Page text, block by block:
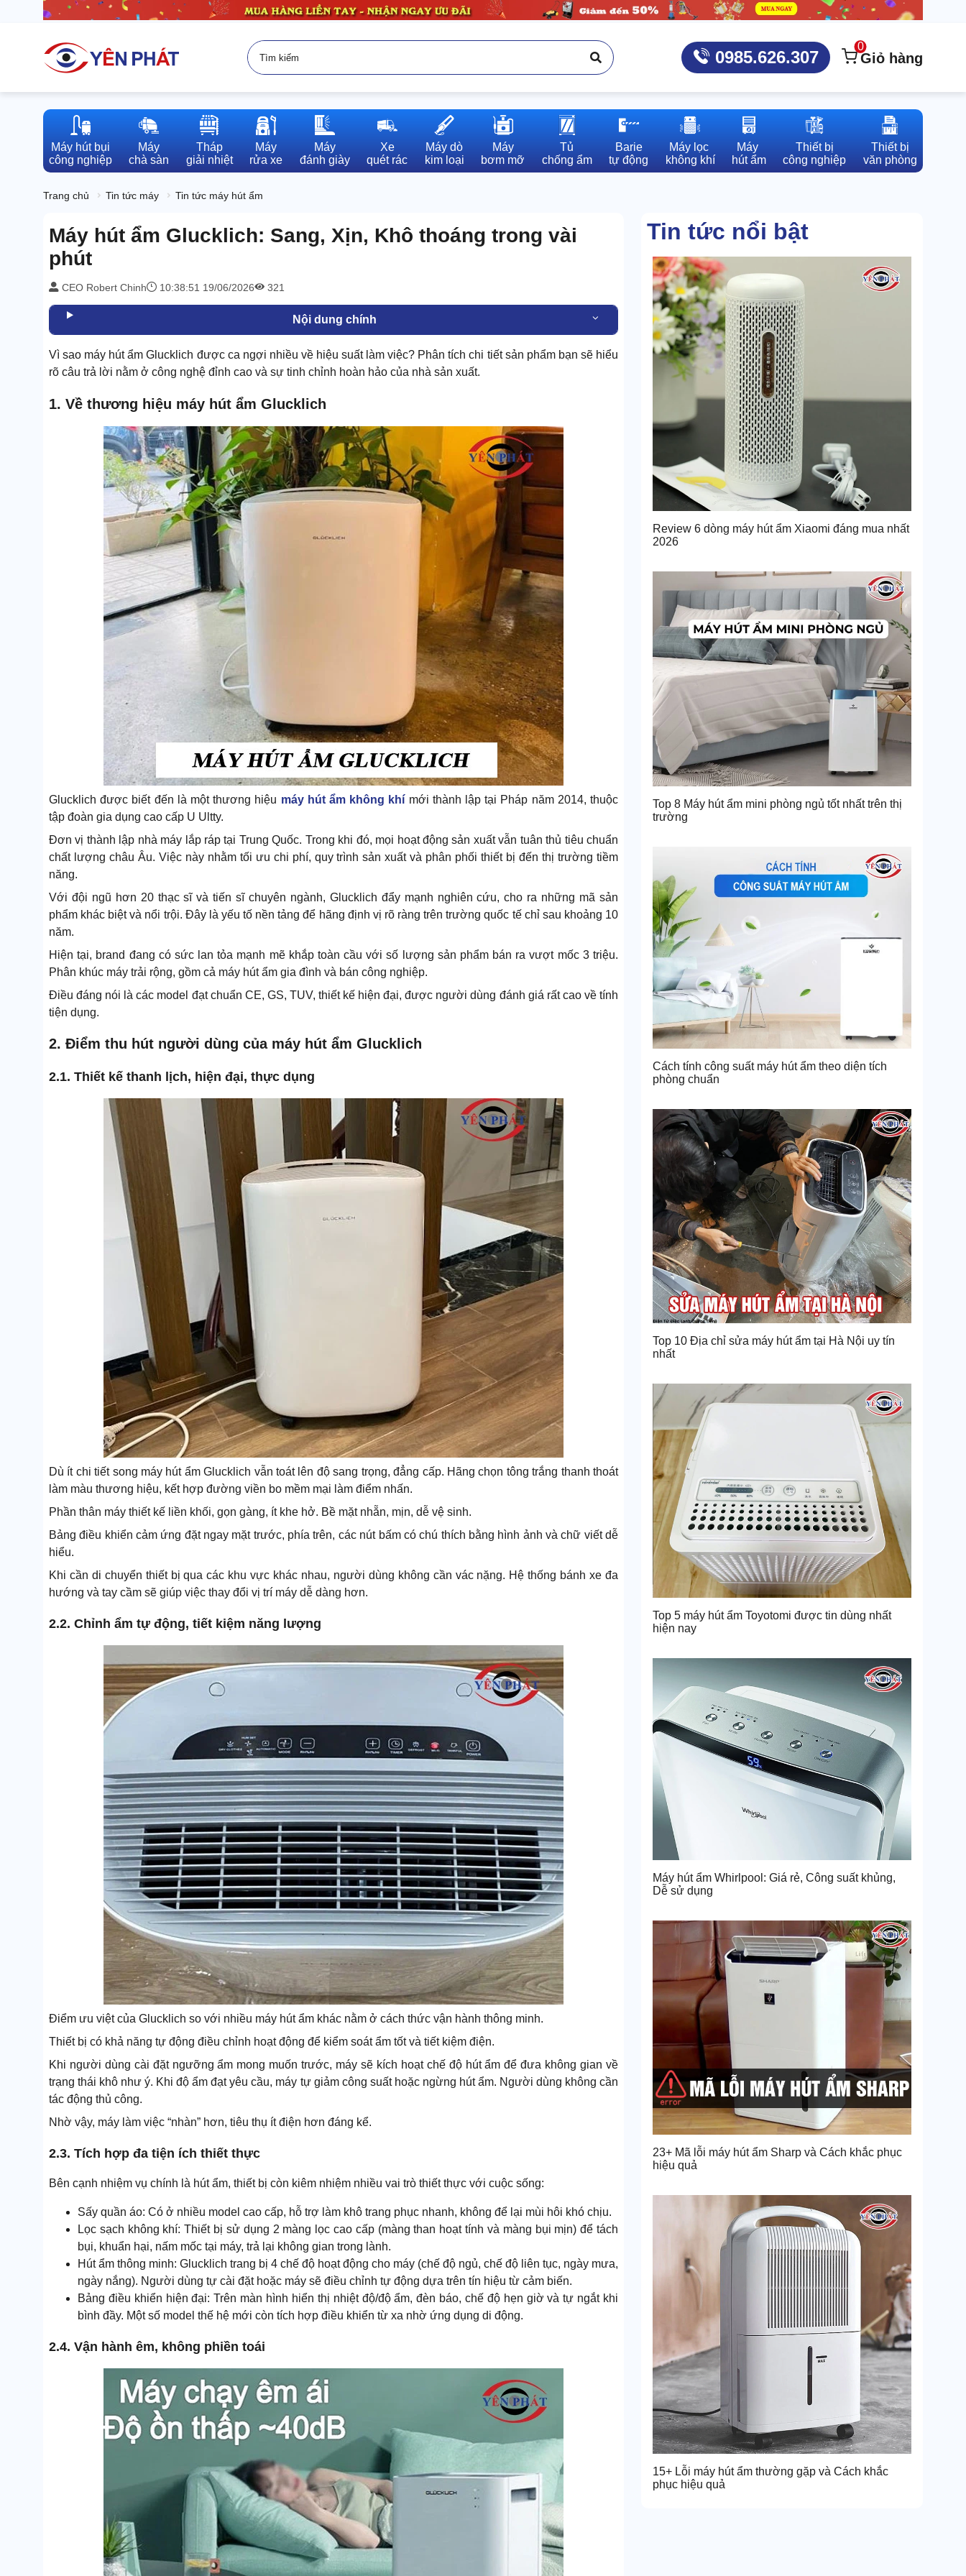
0985.626.307
0
Giỏ hàng
Máy hút bụi
công nghiệp
Máy
chà sàn
Tháp
giải nhiệt
Máy
rửa xe
Máy
đánh giày
Xe
quét rác
Máy dò
kim loại
Máy
bơm mỡ
Tủ
chống ẩm
Barie
tự động
Máy lọc
không khí
Máy
hút ẩm
Thiết bị
công nghiệp
Thiết bị
văn phòng
Trang chủ Tin tức máy Tin tức máy hút ẩm
Máy hút ẩm Glucklich: Sang, Xịn, Khô thoáng trong vài
phút
CEO Robert Chinh 10:38:51 19/06/2026 321
Nội dung chính
Vì sao máy hút ẩm Glucklich được ca ngợi nhiều về hiệu suất làm việc? Phân tích chi tiết sản phẩm bạn sẽ hiểu
rõ câu trả lời nằm ở công nghệ đỉnh cao và sự tinh chỉnh hoàn hảo của nhà sản xuất.
1. Về thương hiệu máy hút ẩm Glucklich
Glucklich được biết đến là một thương hiệu máy hút ẩm không khí mới thành lập tại Pháp năm 2014, thuộc
tập đoàn gia dụng cao cấp U Ultty.
Đơn vị thành lập nhà máy lắp ráp tại Trung Quốc. Trong khi đó, mọi hoạt động sản xuất vẫn tuân thủ tiêu chuẩn
chất lượng châu Âu. Việc này nhằm tối ưu chi phí, quy trình sản xuất và phân phối thiết bị đến thị trường tiềm
năng.
Với đội ngũ hơn 20 thạc sĩ và tiến sĩ chuyên ngành, Glucklich đẩy mạnh nghiên cứu, cho ra những mã sản
phẩm khác biệt và nổi trội. Đây là yếu tố nền tảng để hãng định vị rõ ràng trên trường quốc tế chỉ sau khoảng 10
năm.
Hiện tại, brand đang có sức lan tỏa mạnh mẽ khắp toàn cầu với số lượng sản phẩm bán ra vượt mốc 3 triệu.
Phân khúc máy trải rộng, gồm cả máy hút ẩm gia đình và bán công nghiệp.
Điều đáng nói là các model đạt chuẩn CE, GS, TUV, thiết kế hiện đại, được người dùng đánh giá rất cao về tính
tiện dụng.
2. Điểm thu hút người dùng của máy hút ẩm Glucklich
2.1. Thiết kế thanh lịch, hiện đại, thực dụng
Dù ít chi tiết song máy hút ẩm Glucklich vẫn toát lên độ sang trọng, đẳng cấp. Hãng chọn tông trắng thanh thoát
làm màu thương hiệu, kết hợp đường viền bo mềm mại làm điểm nhấn.
Phần thân máy thiết kế liền khối, gọn gàng, ít khe hở. Bề mặt nhẵn, mịn, dễ vệ sinh.
Bảng điều khiển cảm ứng đặt ngay mặt trước, phía trên, các nút bấm có chú thích bằng hình ảnh và chữ viết dễ
hiểu.
Khi cần di chuyển thiết bị qua các khu vực khác nhau, người dùng không cần vác nặng. Hệ thống bánh xe đa
hướng và tay cầm sẽ giúp việc thay đổi vị trí máy dễ dàng hơn.
2.2. Chỉnh ẩm tự động, tiết kiệm năng lượng
Điểm ưu việt của Glucklich so với nhiều máy hút ẩm khác nằm ở cách thức vận hành thông minh.
Thiết bị có khả năng tự động điều chỉnh hoạt động để kiểm soát ẩm tốt và tiết kiệm điện.
Khi người dùng cài đặt ngưỡng ẩm mong muốn trước, máy sẽ kích hoạt chế độ hút ẩm để đưa không gian về
trạng thái khô như ý. Khi độ ẩm đạt yêu cầu, máy tự giảm công suất hoặc ngừng hút ẩm. Người dùng không cần
tác động thủ công.
Nhờ vậy, máy làm việc “nhàn” hơn, tiêu thụ ít điện hơn đáng kể.
2.3. Tích hợp đa tiện ích thiết thực
Bên cạnh nhiệm vụ chính là hút ẩm, thiết bị còn kiêm nhiệm nhiều vai trò thiết thực với cuộc sống:
Sấy quần áo: Có ở nhiều model cao cấp, hỗ trợ làm khô trang phục nhanh, không để lại mùi hôi khó chịu.
Lọc sạch không khí: Thiết bị sử dụng 2 màng lọc cao cấp (màng than hoạt tính và màng bụi mịn) để tách
bụi, khuẩn hại, nấm mốc tại máy, trả lại không gian trong lành.
Hút ẩm thông minh: Glucklich trang bị 4 chế độ hoạt động cho máy (chế độ ngủ, chế độ liên tục, ngày mưa,
ngày nắng). Người dùng tự cài đặt hoặc máy sẽ điều chỉnh tự động dựa trên tín hiệu từ cảm biến.
Bảng điều khiển hiện đại: Trên màn hình hiển thị nhiệt độ/độ ẩm, đèn báo, chế độ hẹn giờ và tự ngắt khi
bình đầy. Một số model thế hệ mới còn tích hợp điều khiển từ xa nhờ ứng dụng di động.
2.4. Vận hành êm, không phiền toái
Tin tức nổi bật
Review 6 dòng máy hút ẩm Xiaomi đáng mua nhất
2026
Top 8 Máy hút ẩm mini phòng ngủ tốt nhất trên thị
trường
Cách tính công suất máy hút ẩm theo diện tích
phòng chuẩn
Top 10 Địa chỉ sửa máy hút ẩm tại Hà Nội uy tín
nhất
Top 5 máy hút ẩm Toyotomi được tin dùng nhất
hiện nay
Máy hút ẩm Whirlpool: Giá rẻ, Công suất khủng,
Dễ sử dụng
23+ Mã lỗi máy hút ẩm Sharp và Cách khắc phục
hiệu quả
15+ Lỗi máy hút ẩm thường gặp và Cách khắc
phục hiệu quả